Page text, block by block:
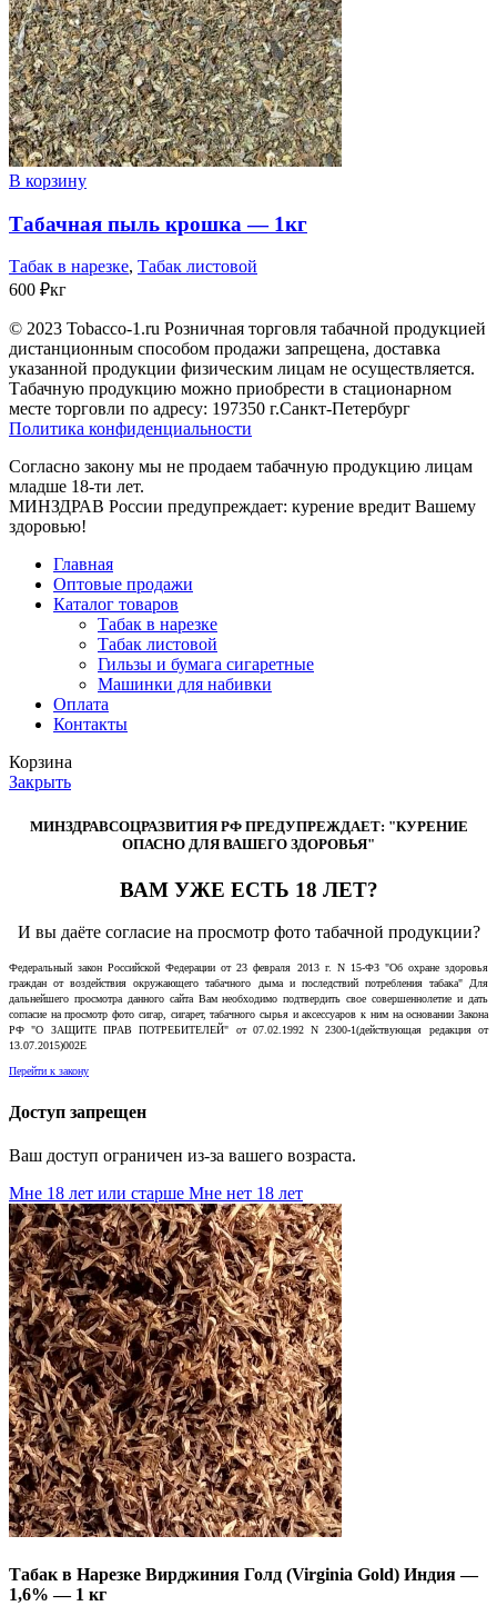
В корзину
Табачная пыль крошка — 1кг
Табак в нарезке, Табак листовой
600 ₽кг
© 2023 Tobacco-1.ru Розничная торговля табачной продукцией
дистанционным способом продажи запрещена, доставка
указанной продукции физическим лицам не осуществляется.
Табачную продукцию можно приобрести в стационарном
месте торговли по адресу: 197350 г.Санкт-Петербург
Политика конфиденциальности
Согласно закону мы не продаем табачную продукцию лицам
младше 18-ти лет.
МИНЗДРАВ России предупреждает: курение вредит Вашему
здоровью!
Главная
Оптовые продажи
Каталог товаров
Табак в нарезке
Табак листовой
Гильзы и бумага сигаретные
Машинки для набивки
Оплата
Контакты
Корзина
Закрыть
МИНЗДРАВСОЦРАЗВИТИЯ РФ ПРЕДУПРЕЖДАЕТ: "КУРЕНИЕ
ОПАСНО ДЛЯ ВАШЕГО ЗДОРОВЬЯ"
ВАМ УЖЕ ЕСТЬ 18 ЛЕТ?
И вы даёте согласие на просмотр фото табачной продукции?
Федеральный закон Российской Федерации от 23 февраля 2013 г. N 15-ФЗ "Об охране здоровья
граждан от воздействия окружающего табачного дыма и последствий потребления табака" Для
дальнейшего просмотра данного сайта Вам необходимо подтвердить свое совершеннолетие и дать
согласие на просмотр фото сигар, сигарет, табачного сырья и аксессуаров к ним на основании Закона
РФ "О ЗАЩИТЕ ПРАВ ПОТРЕБИТЕЛЕЙ" от 07.02.1992 N 2300-1(действующая редакция от
13.07.2015)002E
Перейти к закону
Доступ запрещен
Ваш доступ ограничен из-за вашего возраста.
Мне 18 лет или старше Мне нет 18 лет
Табак в Нарезке Вирджиния Голд (Virginia Gold) Индия —
1,6% — 1 кг